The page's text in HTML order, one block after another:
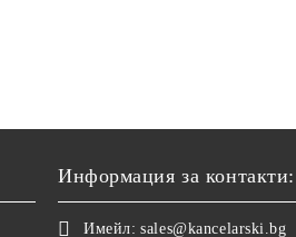
Информация за контакти:
Имейл: sales@kancelarski.bg